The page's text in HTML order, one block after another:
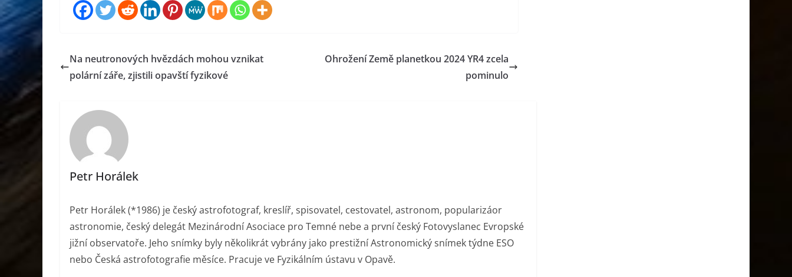
Na neutronových hvězdách mohou vznikat
polární záře, zjistili opavští fyzikové
Ohrožení Země planetkou 2024 YR4 zcela
pominulo
Petr Horálek
Petr Horálek (*1986) je český astrofotograf, kreslíř, spisovatel, cestovatel, astronom, popularizáor
astronomie, český delegát Mezinárodní Asociace pro Temné nebe a první český Fotovyslanec Evropské
jižní observatoře. Jeho snímky byly několikrát vybrány jako prestižní Astronomický snímek týdne ESO
nebo Česká astrofotografie měsíce. Pracuje ve Fyzikálním ústavu v Opavě.